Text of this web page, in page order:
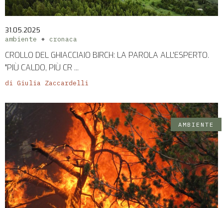
PICCOLI
31.05.2025
ambiente
cronaca
CROLLO DEL GHIACCIAIO BIRCH: LA PAROLA ALL'ESPERTO.
"PIÙ CALDO, PIÙ CR ...
di Giulia Zaccardelli
AMBIENTE